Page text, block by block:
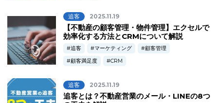
追客 2025.11.19
【不動産の顧客管理・物件管理】エクセルで
効率化する方法とCRMについて解説
追客 マーケティング
顧客管理
顧客満足度
CRM
追客 2025.11.19
追客とは？不動産営業のメール・LINEの8つ